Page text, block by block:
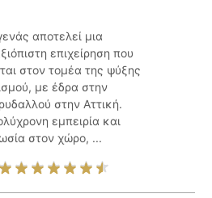
αποτελεί μια
επιχείρηση που
στον τομέα της ψύξης
με έδρα στην
στην Αττική.
εμπειρία και
στον χώρο, ...